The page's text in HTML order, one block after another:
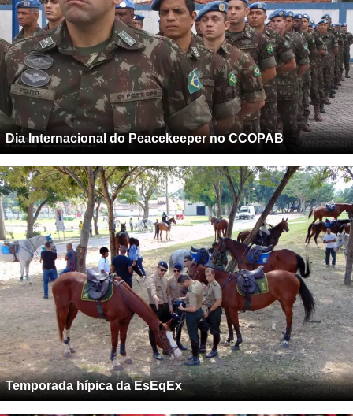
Dia Internacional do Peacekeeper no CCOPAB
Temporada hípica da EsEqEx